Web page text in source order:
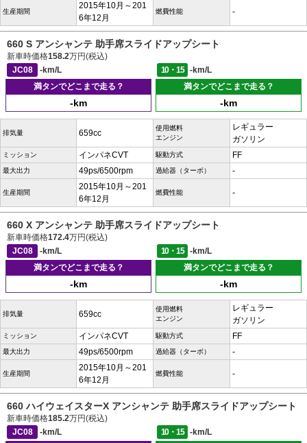
生産期間
2015年10月～201
6年12月
燃費性能 -
660 S アンシャンテ 助手席スライドアップシート
新車時価格158.2万円(税込)
JC08
-km/L 10・15
-km/L
満タンでどこまで走る？
-km
満タンでどこまで走る？
-km
排気量 659cc
使用燃料
エンジン
レギュラー
ガソリン
ミッション インパネCVT 駆動方式 FF
最大出力 49ps/6500rpm 過給器（ターボ） -
生産期間
2015年10月～201
6年12月
燃費性能 -
660 X アンシャンテ 助手席スライドアップシート
新車時価格172.4万円(税込)
JC08
-km/L 10・15
-km/L
満タンでどこまで走る？
-km
満タンでどこまで走る？
-km
排気量 659cc
使用燃料
エンジン
レギュラー
ガソリン
ミッション インパネCVT 駆動方式 FF
最大出力 49ps/6500rpm 過給器（ターボ） -
生産期間
2015年10月～201
6年12月
燃費性能 -
660 ハイウェイスターX アンシャンテ 助手席スライドアップシート
新車時価格185.2万円(税込)
JC08
-km/L 10・15
-km/L